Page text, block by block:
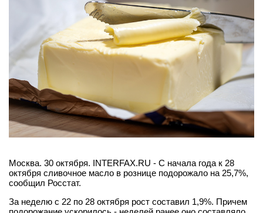
Москва. 30 октября. INTERFAX.RU - С начала года к 28
октября сливочное масло в рознице подорожало на 25,7%,
сообщил Росстат.
За неделю с 22 по 28 октября рост составил 1,9%. Причем